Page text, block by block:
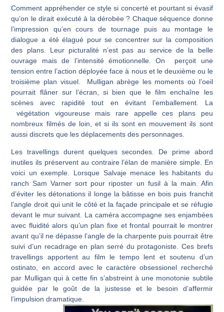
Comment appréhender ce style si concerté et pourtant si évasif
qu’on le dirait exécuté à la dérobée ? Chaque séquence donne
l’impression qu’en cours de tournage puis au montage le
dialogue a été élagué pour se concentrer sur la composition
des plans. Leur picturalité n’est pas au service de la belle
ouvrage mais de l’intensité émotionnelle. On perçoit une
tension entre l’action déployée face à nous et le deuxième ou le
troisième plan visuel. Mulligan abrège les moments où l’oeil
pourrait flâner sur l’écran, si bien que le film enchaîne les
scènes avec rapidité tout en évitant l’emballement. La
végétation vigoureuse mais rare appelle ces plans peu
nombreux filmés de loin, et si ils sont en mouvement ils sont
aussi discrets que les déplacements des personnages.
Les travellings durent quelques secondes. De prime abord
inutiles ils préservent au contraire l’élan de manière simple. En
voici un exemple. Lorsque Salvaje menace les habitants du
ranch Sam Varner sort pour riposter un fusil à la main. Afin
d’éviter les détonations il longe la bâtisse en bois puis franchit
l’angle droit qui unit le côté et la façade principale et se réfugie
devant le mur suivant. La caméra accompagne ses enjambées
avec fluidité alors qu’un plan fixe et frontal pourrait le montrer
avant qu’il ne dépasse l’angle de la charpente puis pourrait être
suivi d’un recadrage en plan serré du protagoniste. Ces brefs
travellings apportent au film le tempo lent et soutenu d’un
ostinato, en accord avec le caractère obsessionel recherché
par Mulligan qui à cette fin s’abstreint à une monotonie subtile
guidée par le goût de la justesse et le besoin d’affermir
l’impulsion dramatique.